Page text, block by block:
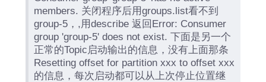
members. 关闭程序后用groups.list看不到
group-5，,用describe 返回Error: Consumer
group 'group-5' does not exist. 下面是另一个
正常的Topic启动输出的信息，没有上面那条
Resetting offset for partition xxx to offset xxx
的信息，每次启动都可以从上次停止位置继